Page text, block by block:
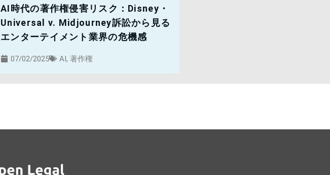
AI時代の著作権侵害リスク：Disney・
Universal v. Midjourney訴訟から見る
エンターテイメント業界の危機感
07/02/2025 AI,著作権